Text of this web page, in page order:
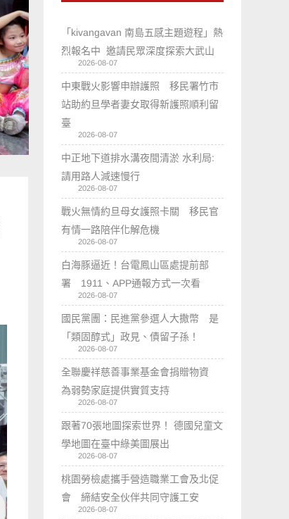
「kivangavan 南島五感主題遊程」熱
烈報名中 邀請民眾深度探索大武山
2026-08-07
中東戰火影響申辦護照 移民署竹市
站助約旦學者妻女取得新護照順利留
臺
2026-08-07
中正地下道排水溝夜間清淤 水利局:
請用路人減速慢行
2026-08-07
戰火無情約旦母女護照卡關 移民官
有情一路陪伴化解危機
2026-08-07
白海豚逼近！台電鳳山區處提前部
署 1911、APP通報方式一次看
2026-08-07
國民黨團：民進黨參選人大撒幣 是
「類固醇式」政見、債留子孫！
2026-08-07
全聯慶祥慈善事業基金會捐贈物資
為弱勢家庭提供實質支持
2026-08-07
跟著70張地圖探索世界！ 德國兒童文
學地圖在臺中綠美圖展出
2026-08-07
桃園勞檢處攜手營造職業工會及北促
會 締結安全伙伴共同守護工安
2026-08-07